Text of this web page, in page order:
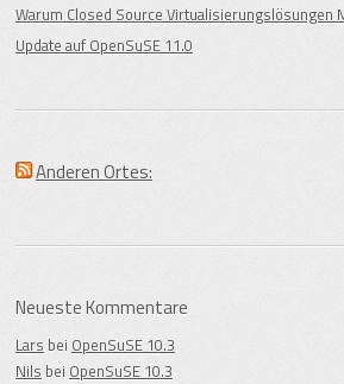
Warum Closed Source Virtualisierungslösungen
Update auf OpenSuSE 11.0
Anderen Ortes:
Neueste Kommentare
Lars bei OpenSuSE 10.3
Nils bei OpenSuSE 10.3